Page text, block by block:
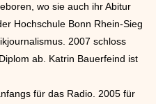
wo sie auch ihr Abitur
Hochschule Bonn Rhein-Sieg
2007 schloss
ab. Katrin Bauerfeind ist
für das Radio. 2005 für